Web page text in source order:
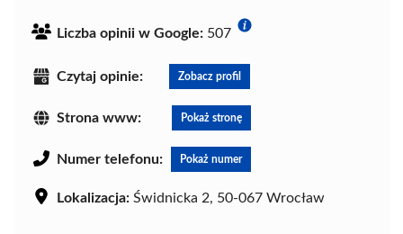
Liczba opinii w Google: 507
Czytaj opinie: Zobacz profil
Strona www: Pokaż stronę
Numer telefonu: Pokaż numer
Lokalizacja: Świdnicka 2, 50-067 Wrocław